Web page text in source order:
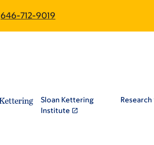
646-712-9019
Sloan Kettering
Institute
Research